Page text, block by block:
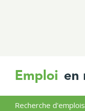
Recherche d'emplois